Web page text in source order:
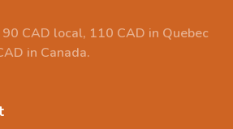
CAD local, 110 CAD in Quebec
in Canada.